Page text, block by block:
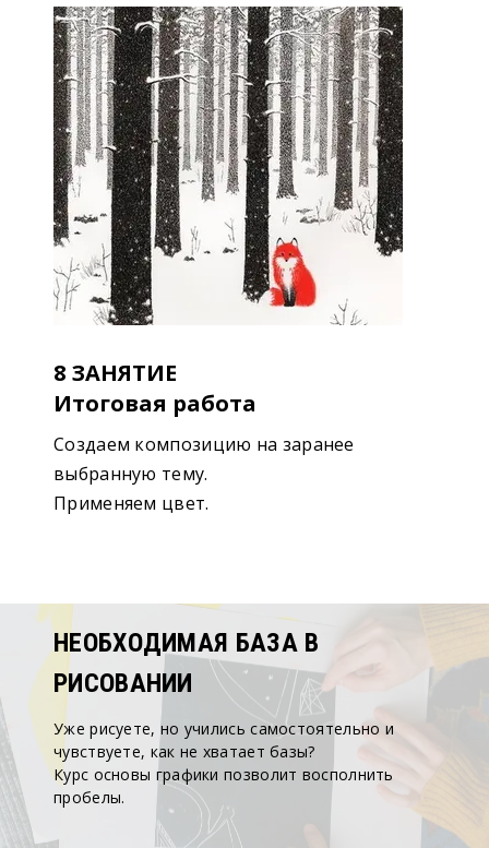
8 ЗАНЯТИЕ
Итоговая работа
Создаем композицию на заранее
выбранную тему.
Применяем цвет.
НЕОБХОДИМАЯ БАЗА В
РИСОВАНИИ
Уже рисуете, но учились самостоятельно и
чувствуете, как не хватает базы?
Курс основы графики позволит восполнить
пробелы.